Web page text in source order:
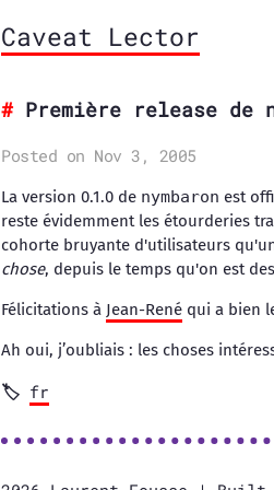
Caveat Lector
Première release de
Posted on Nov 3, 2005
La version 0.1.0 de nymbaron est
reste évidemment les étourderies
cohorte bruyante d'utilisateurs
chose, depuis le temps qu'on est
Félicitations à Jean-René qui a bien
Ah oui, j’oubliais : les choses
fr